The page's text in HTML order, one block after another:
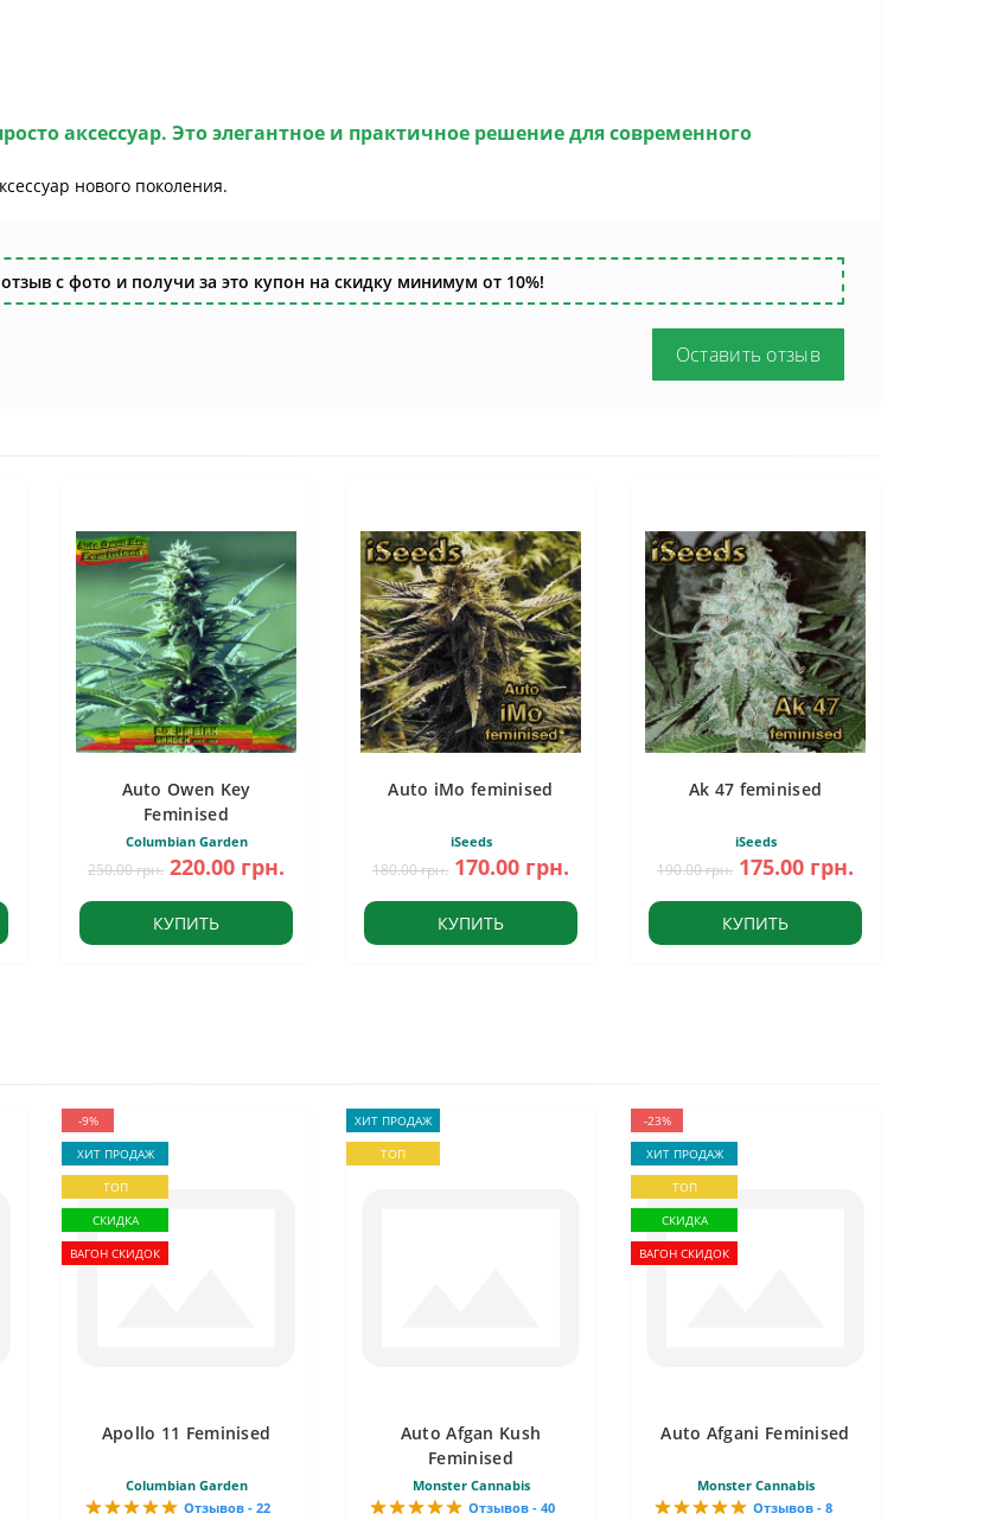
аксессуар. Это элегантное и практичное решение для современного
нового поколения.
с фото и получи за это купон на скидку минимум от 10%!
Оставить отзыв
Auto Owen Key
Feminised
Columbian Garden
250.00 грн. 220.00 грн.
КУПИТЬ
Auto iMo feminised
iSeeds
180.00 грн. 170.00 грн.
КУПИТЬ
Ak 47 feminised
iSeeds
190.00 грн. 175.00 грн.
КУПИТЬ
-9%
ХИТ ПРОДАЖ
ТОП
СКИДКА
ВАГОН СКИДОК
Apollo 11 Feminised
Columbian Garden
Отзывов - 22
ХИТ ПРОДАЖ
ТОП
Auto Afgan Kush
Feminised
Monster Cannabis
Отзывов - 40
-23%
ХИТ ПРОДАЖ
ТОП
СКИДКА
ВАГОН СКИДОК
Auto Afgani Feminised
Monster Cannabis
Отзывов - 8